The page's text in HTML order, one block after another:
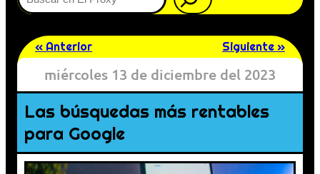
« Anterior Siguiente »
miércoles 13 de diciembre del 2023
Las búsquedas más rentables
para Google